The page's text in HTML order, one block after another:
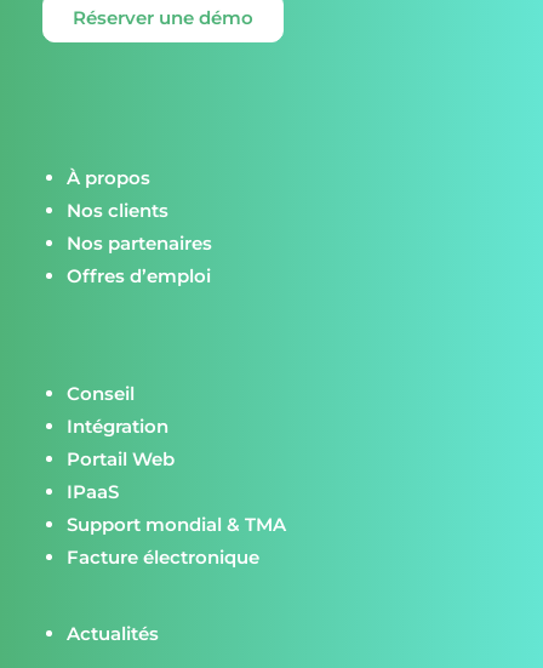
Réserver une démo
À propos
Nos clients
Nos partenaires
Offres d’emploi
Conseil
Intégration
Portail Web
IPaaS
Support mondial & TMA
Facture électronique
Actualités